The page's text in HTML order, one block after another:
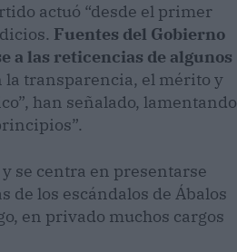
actuó “desde el primer
Fuentes del Gobierno
a las reticencias de algunos
la transparencia, el mérito y
han señalado, lamentando
se centra en presentarse
de los escándalos de Ábalos
en privado muchos cargos